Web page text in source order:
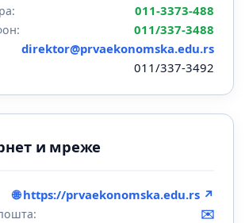
011-3373-488
011/337-3488
direktor@prvaekonomska.edu.rs
011/337-3492
и мреже
🌐 https://prvaekonomska.edu.rs ↗
✉️